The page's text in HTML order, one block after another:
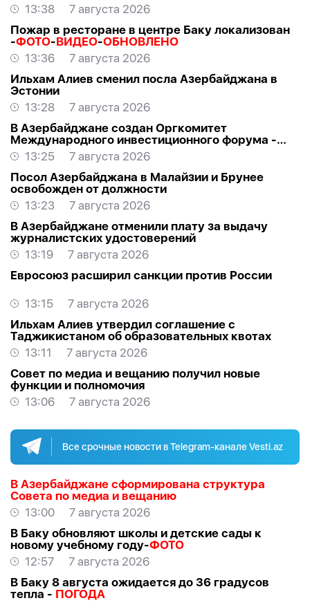
13:38
7 августа 2026
Пожар в ресторане в центре Баку локализован
-ФОТО-ВИДЕО-ОБНОВЛЕНО
13:36
7 августа 2026
Ильхам Алиев сменил посла Азербайджана в
Эстонии
13:28
7 августа 2026
В Азербайджане создан Оргкомитет
Международного инвестиционного форума -
РАСПОРЯЖЕНИЕ
13:25
7 августа 2026
Посол Азербайджана в Малайзии и Брунее
освобожден от должности
13:23
7 августа 2026
В Азербайджане отменили плату за выдачу
журналистских удостоверений
13:19
7 августа 2026
Евросоюз расширил санкции против России
13:15
7 августа 2026
Ильхам Алиев утвердил соглашение с
Таджикистаном об образовательных квотах
13:11
7 августа 2026
Совет по медиа и вещанию получил новые
функции и полномочия
13:06
7 августа 2026
Все срочные новости в Telegram-канале Vesti.az
В Азербайджане сформирована структура
Совета по медиа и вещанию
13:00
7 августа 2026
В Баку обновляют школы и детские сады к
новому учебному году-ФОТО
12:57
7 августа 2026
В Баку 8 августа ожидается до 36 градусов
тепла - ПОГОДА